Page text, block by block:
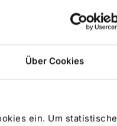
Über Cookies
ein. Um statistische